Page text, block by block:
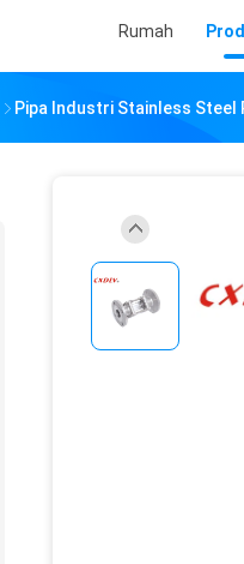
Rumah
Pipa Industri Stainless Steel